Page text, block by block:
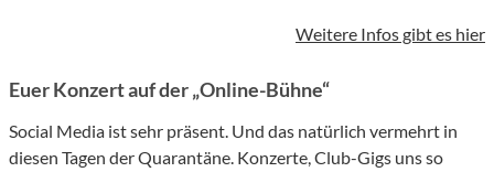
Weitere Infos gibt es hier
Euer Konzert auf der „Online-Bühne“
Social Media ist sehr präsent. Und das natürlich vermehrt in
diesen Tagen der Quarantäne. Konzerte, Club-Gigs uns so